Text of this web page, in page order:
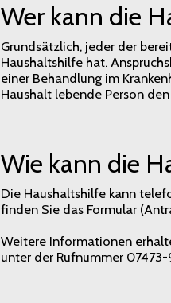
Wer kann die
Grundsätzlich, jeder der
Haushaltshilfe hat.
einer Behandlung im
Haushalt lebende Person
Wie kann die
Die Haushaltshilfe kann
finden Sie das Formular
Weitere Informationen
unter der Rufnummer 07473-